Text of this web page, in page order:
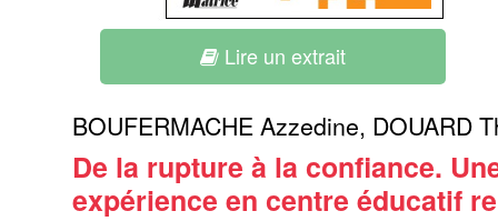
Lire un extrait
BOUFERMACHE Azzedine, DOUARD
De la rupture à la confiance.
expérience en centre éducatif